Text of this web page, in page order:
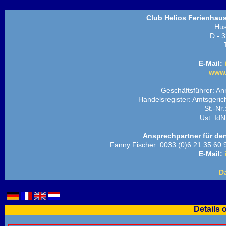
Club Helios
D -
E-Mail:
Geschäftsführer:
Handelsregister:
St.-
Ust.
Ansprechpartner für
Fanny Fischer: 0033
E-Mail:
Details